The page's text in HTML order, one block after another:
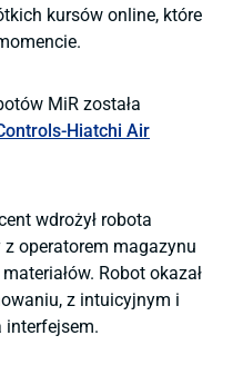
kursów online, które
MiR została
Hiatchi Air
wdrożył robota
z operatorem magazynu
Robot okazał
z intuicyjnym i
interfejsem.